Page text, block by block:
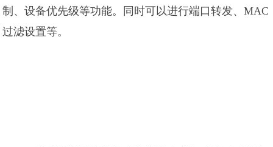
制、设备优先级等功能。同时可以进行端口转发、MAC
过滤设置等。